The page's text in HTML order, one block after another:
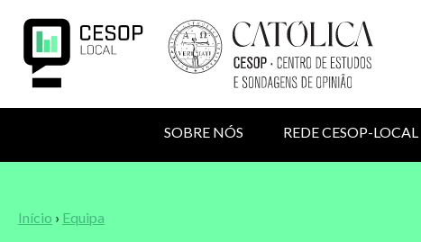
conteúdo
PRINCIPAL
SOBRE NÓS REDE CESOP-LOCAL
topNavegação
Início › Equipa